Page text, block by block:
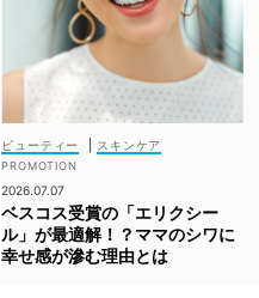
ビューティー スキンケア
2026.07.07
ベスコス受賞の「エリクシー
ル」が最適解！？ママのシワに
幸せ感が滲む理由とは